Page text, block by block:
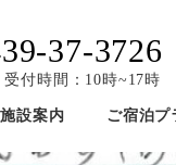
37-3726
受付時間：10時~17時
施設案内 ご宿泊プ